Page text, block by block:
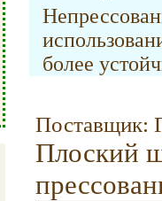
более
Поставщик:
Плоский